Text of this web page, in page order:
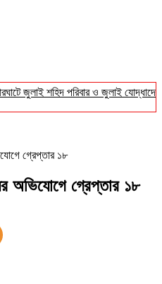
জুলাই শহিদ পরিবার ও জুলাই যোদ্ধাদের
গ্রেপ্তার ১৮
অভিযোগে গ্রেপ্তার ১৮